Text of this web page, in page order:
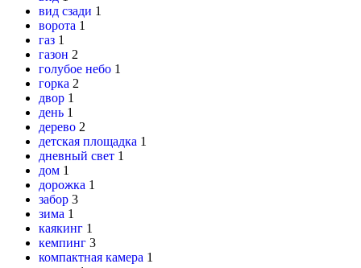
вид сзади 1
ворота 1
газ 1
газон 2
голубое небо 1
горка 2
двор 1
день 1
дерево 2
детская площадка 1
дневный свет 1
дом 1
дорожка 1
забор 3
зима 1
каякинг 1
кемпинг 3
компактная камера 1